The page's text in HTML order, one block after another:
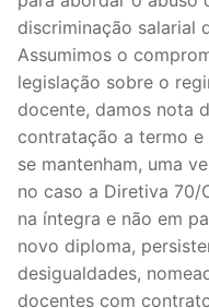
discriminação salarial
Assumimos o
legislação sobre o
docente, damos nota
contratação a termo
se mantenham, uma
no caso a Diretiva 70/
na íntegra e não em
novo diploma,
desigualdades,
docentes com